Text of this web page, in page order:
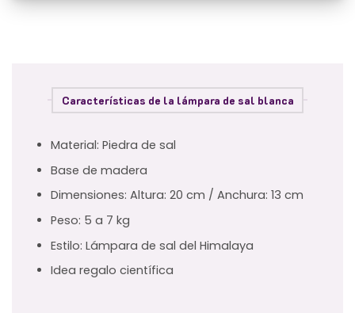
Características de la lámpara de sal blanca
Material: Piedra de sal
Base de madera
Dimensiones: Altura: 20 cm / Anchura: 13 cm
Peso: 5 a 7 kg
Estilo: Lámpara de sal del Himalaya
Idea regalo científica